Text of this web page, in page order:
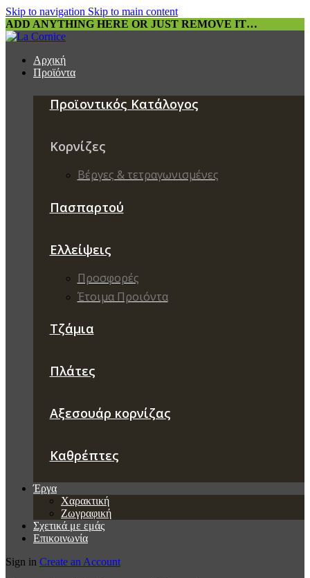
Skip to navigation Skip to main content
ADD ANYTHING HERE OR JUST REMOVE IT…
Αρχική
Προϊόντα
Προϊοντικός Κατάλογος
Κορνίζες
Βέργες & τετραγωνισμένες
Πασπαρτού
Ελλείψεις
Προσφορές
Έτοιμα Προιόντα
Τζάμια
Πλάτες
Αξεσουάρ κορνίζας
Καθρέπτες
Έργα
Χαρακτική
Ζωγραφική
Σχετικά με εμάς
Επικοινωνία
Sign in Create an Account